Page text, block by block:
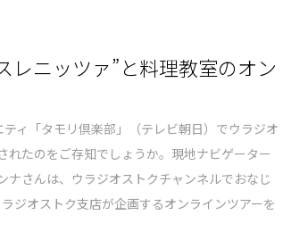
レニッツァ”と料理教室のオン
ィ「タモリ倶楽部」（テレビ朝日）でウラジオ
れたのをご存知でしょうか。現地ナビゲーター
ナさんは、ウラジオストクチャンネルでおなじ
ジオストク支店が企画するオンラインツアーを